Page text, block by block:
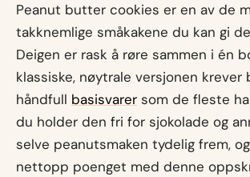
Peanut butter cookies er en av de
takknemlige småkakene du kan gi
Deigen er rask å røre sammen i én
klassiske, nøytrale versjonen krever
håndfull basisvarer som de fleste
du holder den fri for sjokolade og
selve peanutsmaken tydelig frem,
nettopp poenget med denne